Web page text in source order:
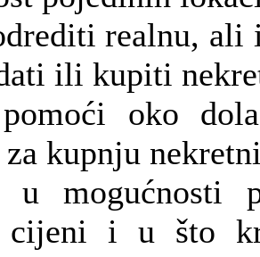
realnu, ali
ili kupiti
oko
za kupnju
mogućnosti
cijeni i u što